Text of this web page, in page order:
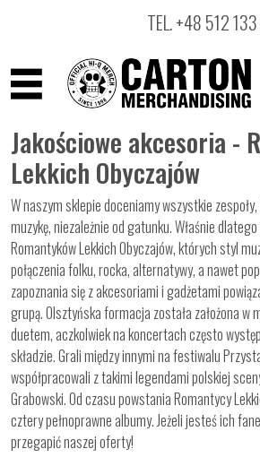
TEL.+48 512
ARTYŚCI
PRODUKTY
OUTLET
Jakościowe akcesoria -
Lekkich Obyczajów
W naszym sklepie doceniamy wszystkie
muzykę, niezależnie od gatunku. Właśnie
Romantyków Lekkich Obyczajów, których styl
połączenia folku, rocka, alternatywy, a nawet
zapoznania się z akcesoriami i gadżetami
grupą. Olsztyńska formacja została założona w
duetem, aczkolwiek na koncertach często
składzie. Grali między innymi na festiwalu
współpracowali z takimi legendami polskiej
Grabowski. Od czasu powstania Romantycy
cztery pełnoprawne albumy. Jeżeli jesteś ich
przegapić naszej oferty!